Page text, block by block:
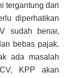
tergantung dari
diperhatikan
sudah benar,
bebas pajak.
ada masalah
KPP akan